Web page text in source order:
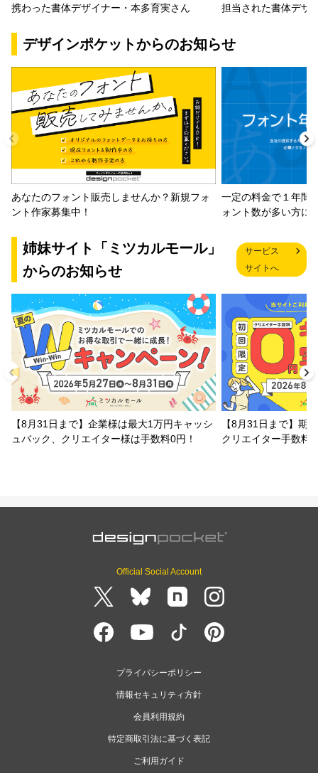
携わった書体デザイナー・本多育実さん
担当された書体デザ
デザインポケットからのお知らせ
あなたのフォント販売しませんか？新規フォ
ント作家募集中！
一定の料金で１年間
ォント数が多い方に
姉妹サイト「ミツカルモール」
からのお知らせ
サービス
サイトへ
【8月31日まで】企業様は最大1万円キャッシ
ュバック、クリエイター様は手数料0円！
【8月31日まで】期
クリエイター手数料
Official Social Account
プライバシーポリシー
情報セキュリティ方針
会員利用規約
特定商取引法に基づく表記
ご利用ガイド